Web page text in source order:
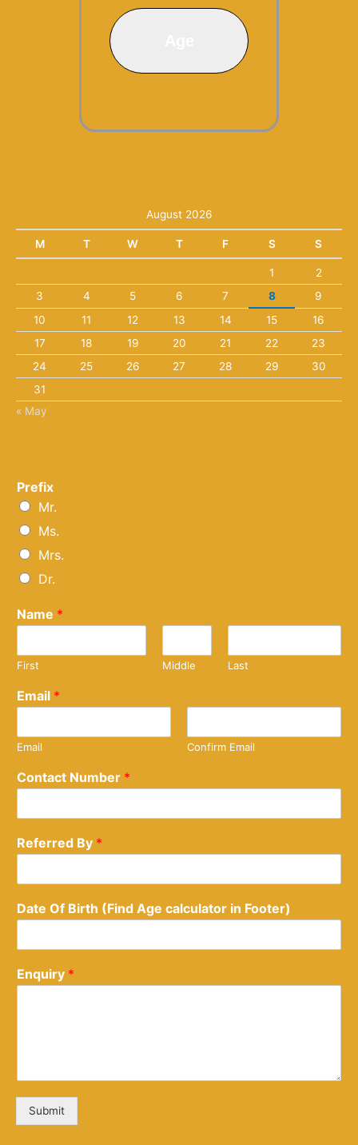
August 2026
M T W T F S S
1
2
3
4 5 6 7 8
9
10
11 12 13 14 15
16
17
18 19 20 21 22
23
24
25 26 27 28 29
30
31
« May
Prefix
Mr.
Ms.
Mrs.
Dr.
Name *
First Middle Last
Email *
Email Confirm Email
Contact Number *
Referred By *
Date Of Birth (Find Age calculator in Footer)
Enquiry *
Submit